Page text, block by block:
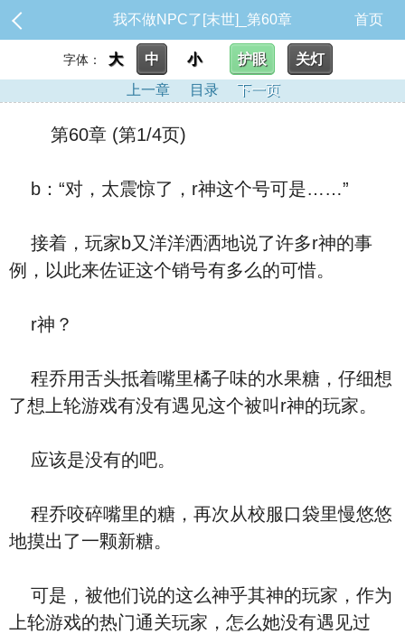
我不做NPC了[末世]_第60章 首页
字体： 大 中 小 护眼
关灯
上一章
目录 下一页
第60章 (第1/4页)
b：“对，太震惊了，r神这个号可是……”
接着，玩家b又洋洋洒洒地说了许多r神的事
例，以此来佐证这个销号有多么的可惜。
r神？
程乔用舌头抵着嘴里橘子味的水果糖，仔细想
了想上轮游戏有没有遇见这个被叫r神的玩家。
应该是没有的吧。
程乔咬碎嘴里的糖，再次从校服口袋里慢悠悠
地摸出了一颗新糖。
可是，被他们说的这么神乎其神的玩家，作为
上轮游戏的热门通关玩家，怎么她没有遇见过